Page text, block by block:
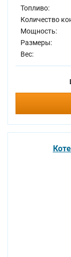
Топливо:
Количество
Мощность:
Размеры:
Вес: